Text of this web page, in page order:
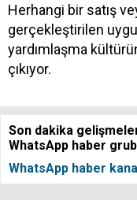
Herhangi bir satış
gerçekleştirilen
yardımlaşma
çıkıyor.
Son dakika
WhatsApp haber
WhatsApp haber